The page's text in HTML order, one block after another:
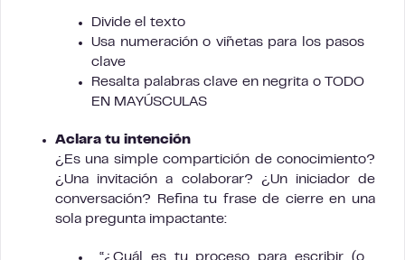
Divide el texto
Usa numeración o viñetas para los pasos
clave
Resalta palabras clave en negrita o TODO
EN MAYÚSCULAS
Aclara tu intención
¿Es una simple compartición de conocimiento?
¿Una invitación a colaborar? ¿Un iniciador de
conversación? Refina tu frase de cierre en una
sola pregunta impactante:
“¿Cuál es tu proceso para escribir (o